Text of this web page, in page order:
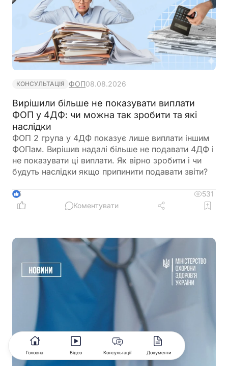
КОНСУЛЬТАЦІЯ ФОП08.08.2026
Вирішили більше не показувати виплати
ФОП у 4ДФ: чи можна так зробити та які
наслідки
ФОП 2 група у 4ДФ показує лише виплати іншим
ФОПам. Вирішив надалі більше не подавати 4ДФ і
не показувати ці виплати. Як вірно зробити і чи
будуть наслідки якщо припинити подавати звіти?
5
531
Коментувати
Головна Відео Консультації Документи